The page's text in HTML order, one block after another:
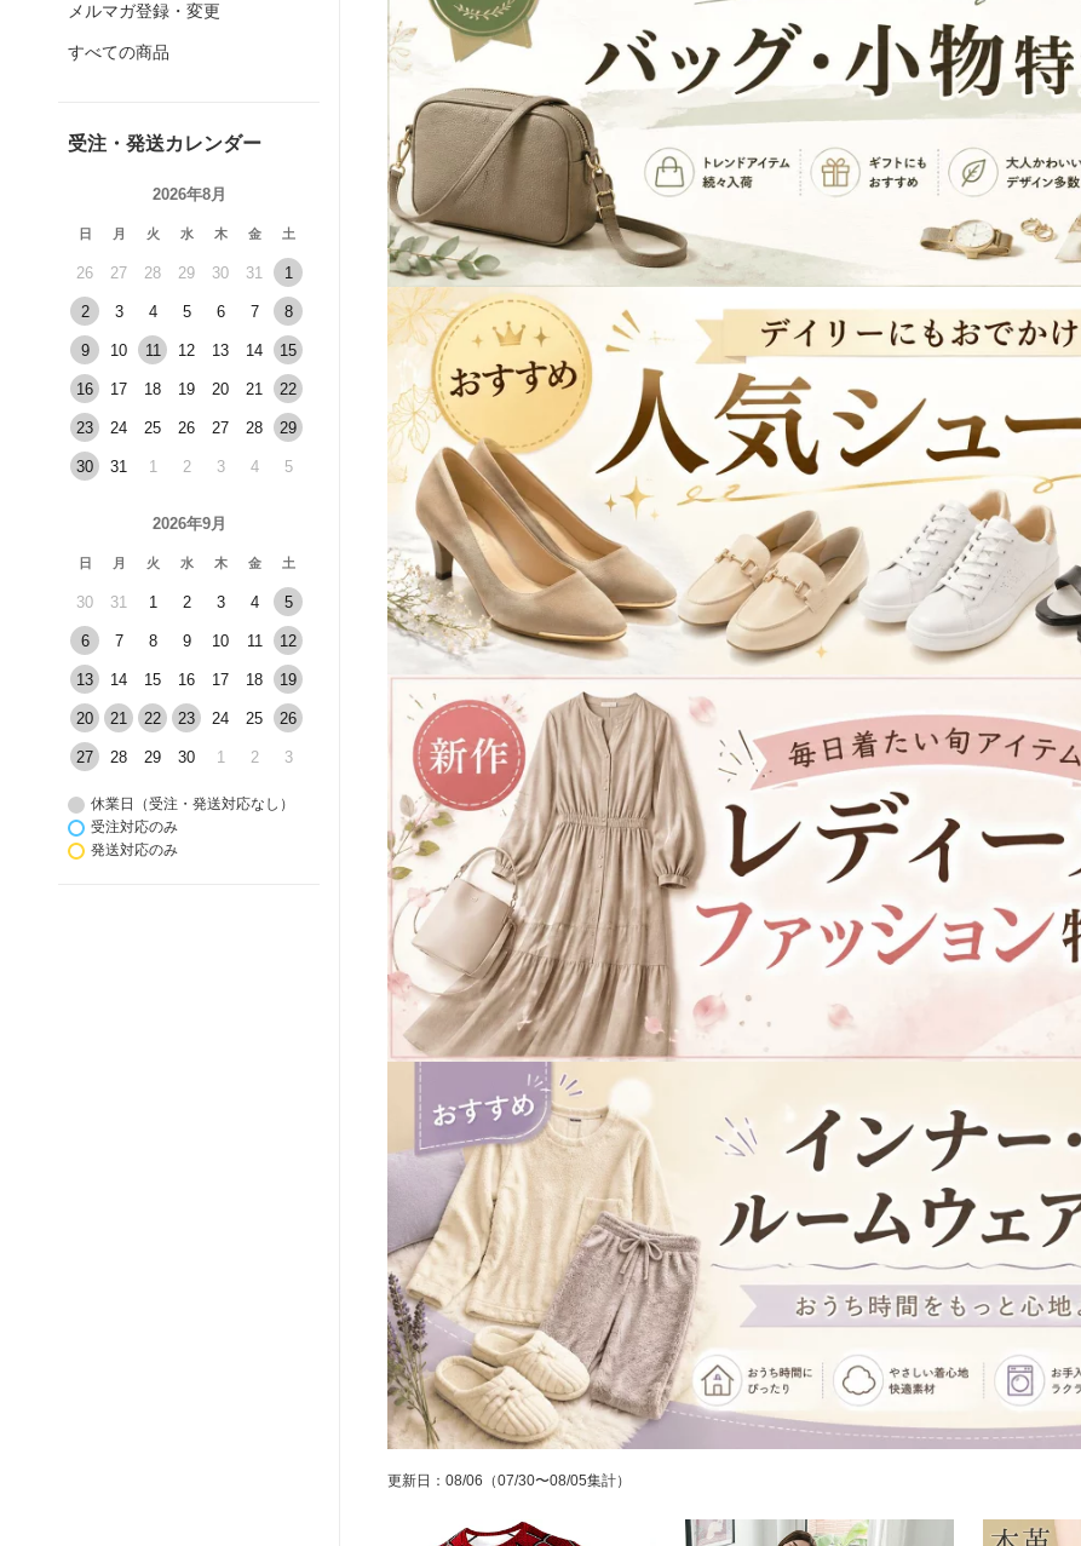
メルマガ登録・変更
すべての商品
受注・発送カレンダー
2026年8月
日 月 火 水 木 金 土
26 27 28 29 30 31 1
2 3 4 5 6 7 8
9 10 11 12 13 14 15
16 17 18 19 20 21 22
23 24 25 26 27 28 29
30 31 1 2 3 4 5
2026年9月
日 月 火 水 木 金 土
30 31 1 2 3 4 5
6 7 8 9 10 11 12
13 14 15 16 17 18 19
20 21 22 23 24 25 26
27 28 29 30 1 2 3
休業日（受注・発送対応なし）
受注対応のみ
発送対応のみ
更新日 ： 08/06 （07/30〜08/05集計）